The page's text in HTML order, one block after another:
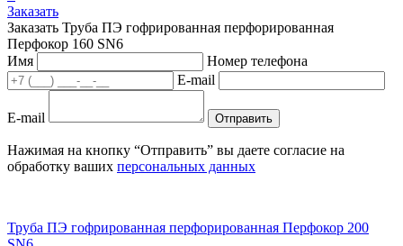
Заказать
Заказать Труба ПЭ гофрированная перфорированная
Перфокор 160 SN6
Имя
Номер телефона
E-mail
E-mail Отправить
Нажимая на кнопку “Отправить” вы даете согласие на
обработку ваших персональных данных
Труба ПЭ гофрированная перфорированная Перфокор 200